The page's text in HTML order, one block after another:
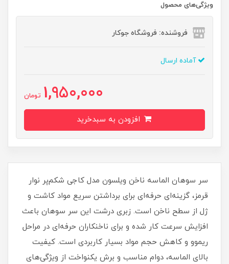
ویژگی‌های محصول
فروشنده: فروشگاه جوکار
آماده ارسال
1,950,000 تومان
سر سوهان الماسه ناخن ویلسون مدل کاجی شکم‌پر نوار
قرمز، گزینه‌ای حرفه‌ای برای برداشتن سریع مواد کاشت و
ژل از سطح ناخن است. زبری درشت این سر سوهان باعث
افزایش سرعت کار شده و برای ناخنکاران حرفه‌ای در مراحل
ریموو و کاهش حجم مواد بسیار کاربردی است. کیفیت
بالای الماسه، دوام مناسب و برش یکنواخت از ویژگی‌های